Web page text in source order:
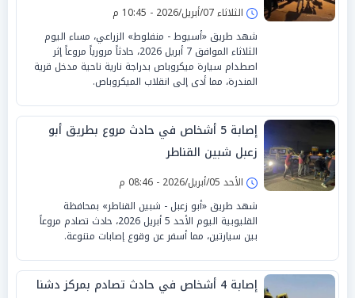
الثلاثاء 07/أبريل/2026 - 10:45 م
شهد طريق «أسيوط - منفلوط» الزراعي، مساء اليوم
الثلاثاء الموافق 7 أبريل 2026، حادثاً مرورياً مروعاً إثر
اصطدام سيارة ميكروباص بدراجة نارية ناحية مدخل قرية
المندرة، مما أدى إلى انقلاب الميكروباص.
إصابة 5 أشخاص في حادث مروع بطريق أبو
زعبل شبين القناطر
الأحد 05/أبريل/2026 - 08:46 م
شهد طريق «أبو زعبل - شبين القناطر» بمحافظة
القليوبية اليوم الأحد 5 أبريل 2026، حادث تصادم مروعاً
بين سيارتين، مما أسفر عن وقوع إصابات متنوعة.
إصابة 4 أشخاص في حادث تصادم بمركز دشنا